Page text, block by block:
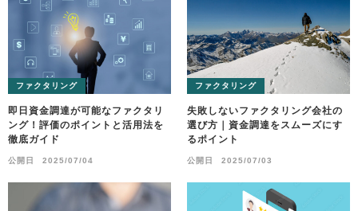
ファクタリング
即日資金調達が可能なファクタリ
ング！評価のポイントと活用法を
徹底ガイド
公開日 2025/07/04
ファクタリング
失敗しないファクタリング会社の
選び方｜資金調達をスムーズにす
るポイント
公開日 2025/07/03